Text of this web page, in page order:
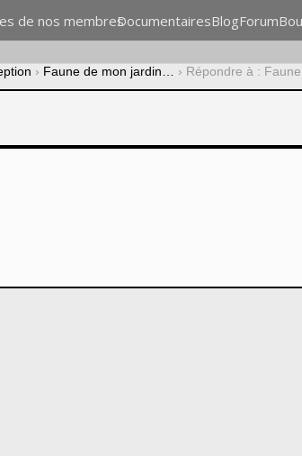
de nos membresDocumentairesBlogForum
› Faune de mon jardin… › Répondre à :